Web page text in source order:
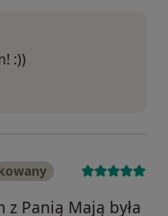
:))
Panią Mają była